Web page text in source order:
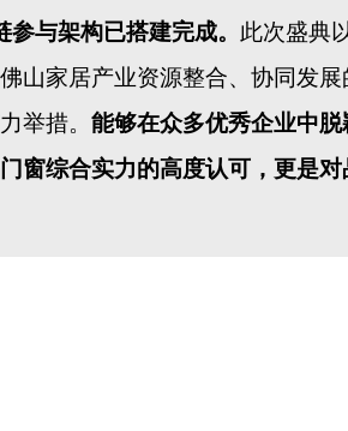
与架构已搭建完成。 此次盛典
山家居产业资源整合、协同发
举措。 能够在众多优秀企业中
窗综合实力的高度认可，更是